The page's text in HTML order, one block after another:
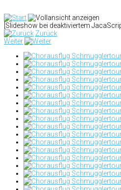
[Slideshow bei deaktiviertem
Zurück
Weiter